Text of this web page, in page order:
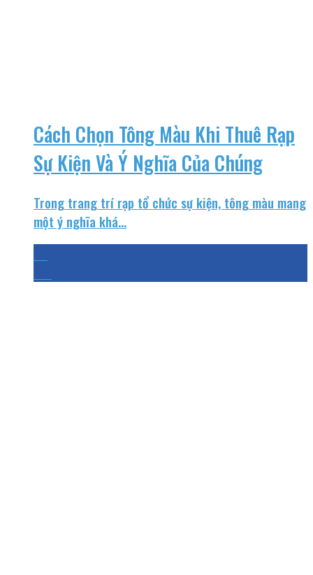
Cách Chọn Tông Màu Khi Thuê Rạp
Sự Kiện Và Ý Nghĩa Của Chúng
Trong trang trí rạp tổ chức sự kiện, tông màu mang
một ý nghĩa khá...